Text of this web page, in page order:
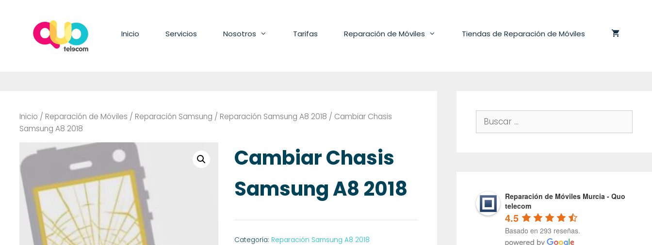
contenido
Inicio Servicios Nosotros Tarifas Reparación de Móviles Tiendas de Reparación de Móviles
Inicio / Reparación de Móviles / Reparación Samsung / Reparación Samsung A8 2018 / Cambiar Chasis
Samsung A8 2018
Cambiar Chasis
Samsung A8 2018
Categoría: Reparación Samsung A8 2018
Buscar:
Reparación de Móviles Murcia - Quo
telecom
4.5
Basado en 293 reseñas.